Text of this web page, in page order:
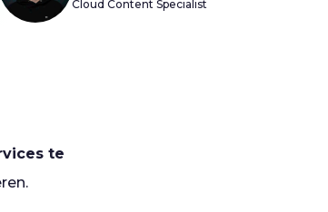
Cloud Content Specialist
te